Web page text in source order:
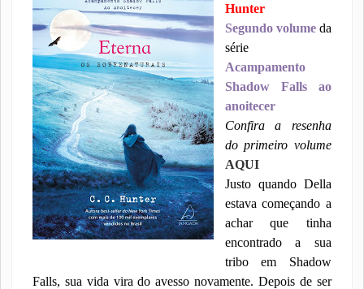
Hunter
Segundo volume da
série
Acampamento
Shadow Falls ao
anoitecer
Confira a resenha
do primeiro volume
AQUI
Justo quando Della
estava começando a
achar que tinha
encontrado a sua
tribo em Shadow
Falls, sua vida vira do avesso novamente. Depois de ser